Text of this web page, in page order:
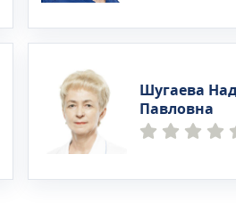
Шугаева
Павловна